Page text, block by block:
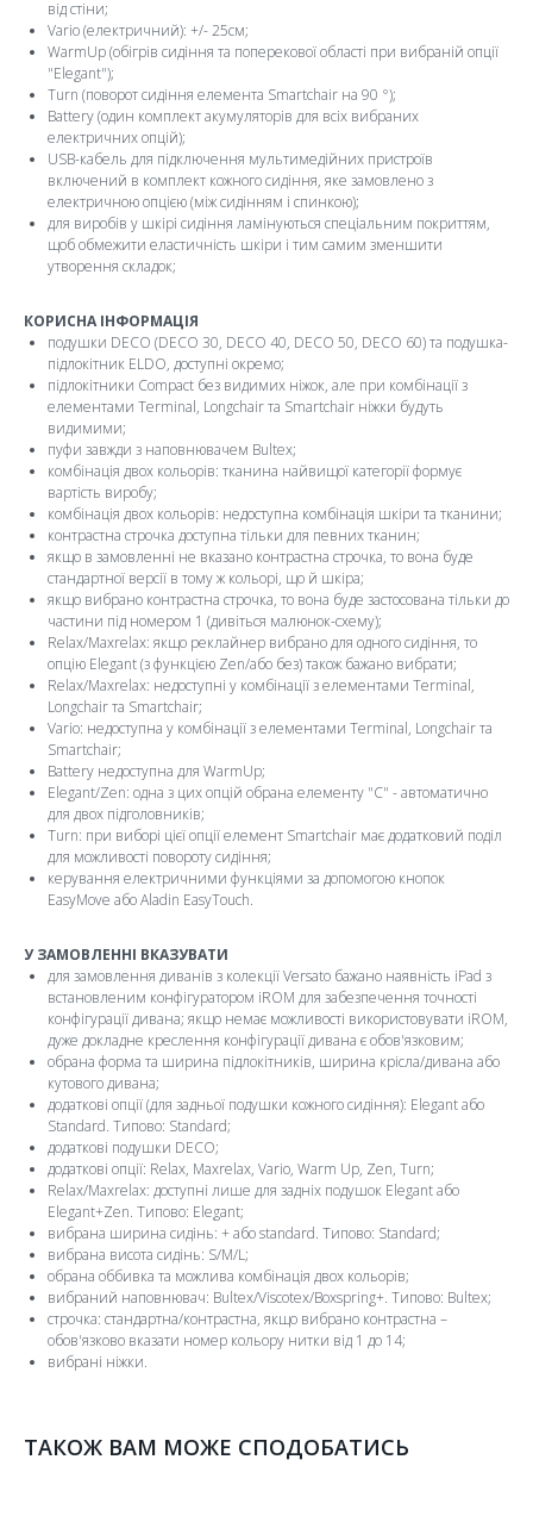
від стіни;
Vario (електричний): +/- 25см;
WarmUp (обігрів сидіння та поперекової області при вибраній опції
"Elegant");
Turn (поворот сидіння елемента Smartchair на 90 °);
Battery (один комплект акумуляторів для всіх вибраних
електричних опцій);
USB-кабель для підключення мультимедійних пристроїв
включений в комплект кожного сидіння, яке замовлено з
електричною опцією (між сидінням і спинкою);
для виробів у шкірі сидіння ламінуються спеціальним покриттям,
щоб обмежити еластичність шкіри і тим самим зменшити
утворення складок;
КОРИСНА ІНФОРМАЦІЯ
подушки DECO (DECO 30, DECO 40, DECO 50, DECO 60) та подушка-
підлокітник ELDO, доступні окремо;
підлокітники Compact без видимих ​​ніжок, але при комбінації з
елементами Terminal, Longchair та Smartchair ніжки будуть
видимими;
пуфи завжди з наповнювачем Bultex;
комбінація двох кольорів: тканина найвищої категорії формує
вартість виробу;
комбінація двох кольорів: недоступна комбінація шкіри та тканини;
контрастна строчка доступна тільки для певних тканин;
якщо в замовленні не вказано контрастна строчка, то вона буде
стандартної версії в тому ж кольорі, що й шкіра;
якщо вибрано контрастна строчка, то вона буде застосована тільки до
частини під номером 1 (дивіться малюнок-схему);
Relax/Maxrelax: якщо реклайнер вибрано для одного сидіння, то
опцію Elegant (з функцією Zen/або без) також бажано вибрати;
Relax/Maxrelax: недоступні у комбінації з елементами Terminal,
Longchair та Smartchair;
Vario: недоступна у комбінації з елементами Terminal, Longchair та
Smartchair;
Battery недоступна для WarmUp;
Elegant/Zen: одна з цих опцій обрана елементу "C" - автоматично
для двох підголовників;
Turn: при виборі цієї опції елемент Smartchair має додатковий поділ
для можливості повороту сидіння;
керування електричними функціями за допомогою кнопок
EasyMove або Aladin EasyTouch.
У ЗАМОВЛЕННІ ВКАЗУВАТИ
для замовлення диванів з колекції Versato бажано наявність iPad з
встановленим конфігуратором iROM для забезпечення точності
конфігурації дивана; якщо немає можливості використовувати iROM,
дуже докладне креслення конфігурації дивана є обов'язковим;
обрана форма та ширина підлокітників, ширина крісла/дивана або
кутового дивана;
додаткові опції (для задньої подушки кожного сидіння): Elegant або
Standard. Типово: Standard;
додаткові подушки DECO;
додаткові опції: Relax, Maxrelax, Vario, Warm Up, Zen, Turn;
Relax/Maxrelax: доступні лише для задніх подушок Elegant або
Elegant+Zen. Типово: Elegant;
вибрана ширина сидінь: + або standard. Типово: Standard;
вибрана висота сидінь: S/M/L;
обрана оббивка та можлива комбінація двох кольорів;
вибраний наповнювач: Bultex/Viscotex/Boxspring+. Типово: Bultex;
строчка: стандартна/контрастна, якщо вибрано контрастна –
обов'язково вказати номер кольору нитки від 1 до 14;
вибрані ніжки.
ТАКОЖ ВАМ МОЖЕ СПОДОБАТИСЬ